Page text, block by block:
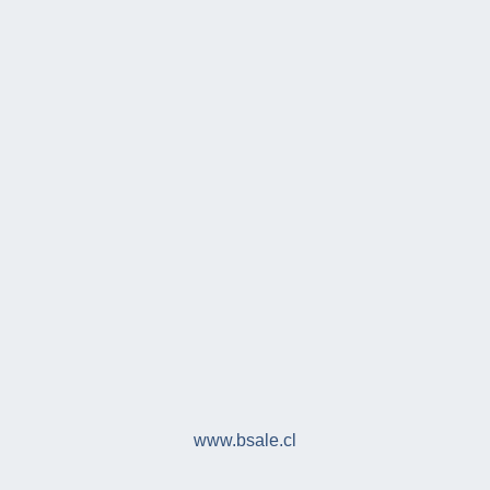
www.bsale.cl